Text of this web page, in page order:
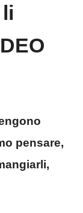
pensare,